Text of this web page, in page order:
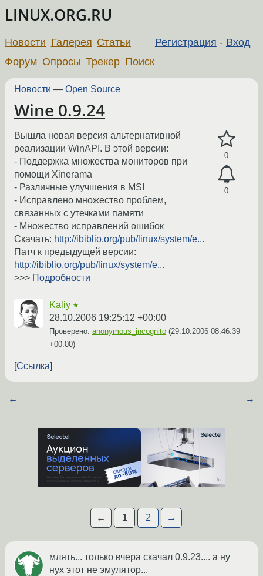
LINUX.ORG.RU
Регистрация - Вход
Новости Галерея Статьи
Форум Опросы Трекер Поиск
Новости — Open Source
Wine 0.9.24
0
0
Вышла новая версия альтернативной
реализации WinAPI. В этой версии:
- Поддержка множества мониторов при
помощи Xinerama
- Различные улучшения в MSI
- Исправлено множество проблем,
связанных с утечками памяти
- Множество исправлений ошибок
Скачать: http://ibiblio.org/pub/linux/system/e...
Патч к предыдущей версии:
http://ibiblio.org/pub/linux/system/e...
>>> Подробности
Kaliy ★
28.10.2006 19:25:12 +00:00
Проверено: anonymous_incognito (29.10.2006 08:46:39
+00:00)
Ссылка
← →
← 1 2 →
млять... только вчера скачал 0.9.23.... а ну
нух этот не эмулятор...